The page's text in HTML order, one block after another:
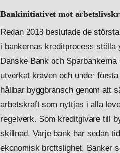
Bankinitiativet mot
Redan 2018 beslutade de
i bankernas kreditprocess ställa
Danske Bank och
utverkat kraven och under
hållbar byggbransch genom att
arbetskraft som nyttjas i alla
regelverk. Som kreditgivare till
skillnad. Varje bank har sedan
ekonomisk brottslighet. Banker